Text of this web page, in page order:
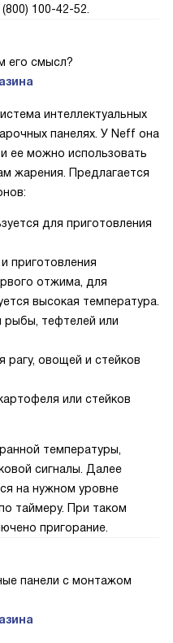
100-42-52.
его смысл?
интеллектуальных
панелях. У Neff она
ее можно использовать
жарения. Предлагается
для приготовления
приготовления
отжима, для
высокая температура.
тефтелей или
овощей и стейков
или стейков
температуры,
сигналы. Далее
на нужном уровне
таймеру. При таком
пригорание.
панели с монтажом